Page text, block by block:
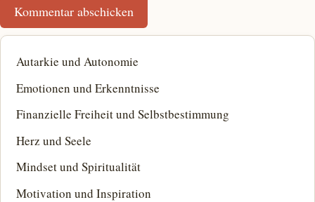
Autarkie und Autonomie
Emotionen und Erkenntnisse
Finanzielle Freiheit und Selbstbestimmung
Herz und Seele
Mindset und Spiritualität
Motivation und Inspiration